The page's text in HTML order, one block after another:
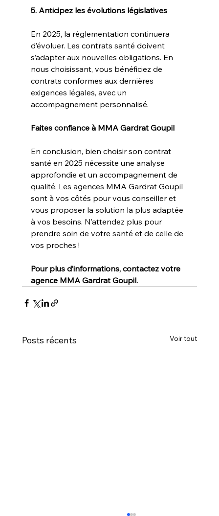
5. Anticipez les évolutions législatives
En 2025, la réglementation continuera
d’évoluer. Les contrats santé doivent
s’adapter aux nouvelles obligations. En
nous choisissant, vous bénéficiez de
contrats conformes aux dernières
exigences légales, avec un
accompagnement personnalisé.
Faites confiance à MMA Gardrat Goupil
En conclusion, bien choisir son contrat
santé en 2025 nécessite une analyse
approfondie et un accompagnement de
qualité. Les agences MMA Gardrat Goupil
sont à vos côtés pour vous conseiller et
vous proposer la solution la plus adaptée
à vos besoins. N’attendez plus pour
prendre soin de votre santé et de celle de
vos proches !
Pour plus d’informations, contactez votre
agence MMA Gardrat Goupil.
Posts récents Voir tout